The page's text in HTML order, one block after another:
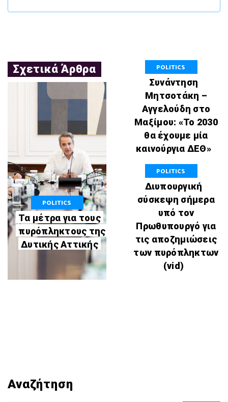
Σχετικά Άρθρα
POLITICS
Τα μέτρα για τους
πυρόπληκτους της
Δυτικής Αττικής
POLITICS
Συνάντηση
Μητσοτάκη –
Αγγελούδη στο
Μαξίμου: «Το 2030
θα έχουμε μία
καινούργια ΔΕΘ»
POLITICS
Διυπουργική
σύσκεψη σήμερα
υπό τον
Πρωθυπουργό για
τις αποζημιώσεις
των πυρόπληκτων
(vid)
Αναζήτηση